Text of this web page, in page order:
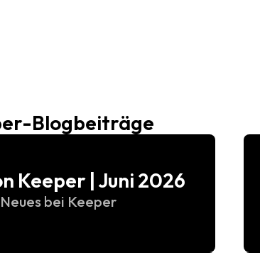
Blogbeiträge
Keeper | Juni 2026
bei Keeper